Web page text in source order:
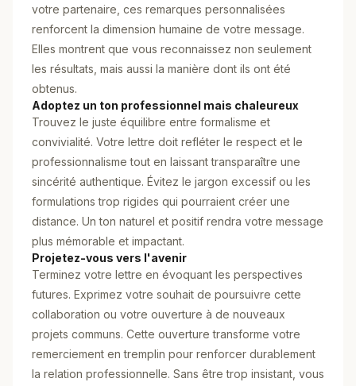
votre partenaire, ces remarques personnalisées
renforcent la dimension humaine de votre message.
Elles montrent que vous reconnaissez non seulement
les résultats, mais aussi la manière dont ils ont été
obtenus.
Adoptez un ton professionnel mais chaleureux
Trouvez le juste équilibre entre formalisme et
convivialité. Votre lettre doit refléter le respect et le
professionnalisme tout en laissant transparaître une
sincérité authentique. Évitez le jargon excessif ou les
formulations trop rigides qui pourraient créer une
distance. Un ton naturel et positif rendra votre message
plus mémorable et impactant.
Projetez-vous vers l'avenir
Terminez votre lettre en évoquant les perspectives
futures. Exprimez votre souhait de poursuivre cette
collaboration ou votre ouverture à de nouveaux
projets communs. Cette ouverture transforme votre
remerciement en tremplin pour renforcer durablement
la relation professionnelle. Sans être trop insistant, vous